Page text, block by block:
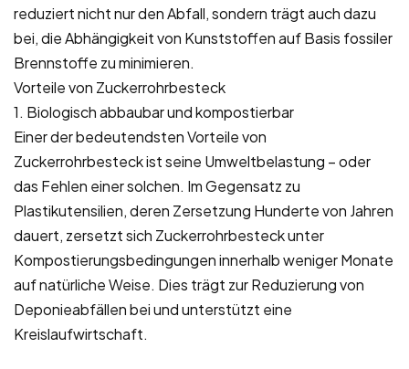
reduziert nicht nur den Abfall, sondern trägt auch dazu
bei, die Abhängigkeit von Kunststoffen auf Basis fossiler
Brennstoffe zu minimieren.
Vorteile von Zuckerrohrbesteck
1. Biologisch abbaubar und kompostierbar
Einer der bedeutendsten Vorteile von
Zuckerrohrbesteck ist seine Umweltbelastung – oder
das Fehlen einer solchen. Im Gegensatz zu
Plastikutensilien, deren Zersetzung Hunderte von Jahren
dauert, zersetzt sich Zuckerrohrbesteck unter
Kompostierungsbedingungen innerhalb weniger Monate
auf natürliche Weise. Dies trägt zur Reduzierung von
Deponieabfällen bei und unterstützt eine
Kreislaufwirtschaft.